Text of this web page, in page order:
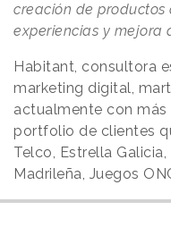
creación de
experiencias y mejora
Habitant, consultora
marketing digital,
actualmente con
portfolio de clientes
Telco, Estrella
Madrileña, Juegos